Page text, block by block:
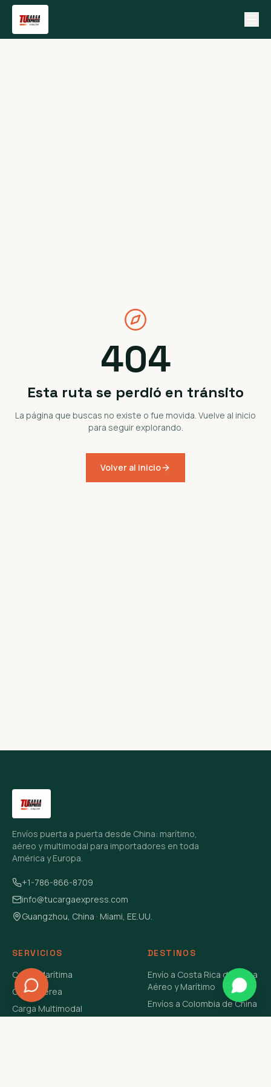
404
Esta ruta se perdió en tránsito
La página que buscas no existe o fue movida. Vuelve al inicio
para seguir explorando.
Volver al inicio
Envíos puerta a puerta desde China: marítimo,
aéreo y multimodal para importadores en toda
América y Europa.
+1-786-866-8709
info@tucargaexpress.com
Guangzhou, China · Miami, EE.UU.
SERVICIOS
Carga Marítima
Carga Aérea
Carga Multimodal
DESTINOS
Envío a Costa Rica de China
Aéreo y Marítimo
Envíos a Colombia de China